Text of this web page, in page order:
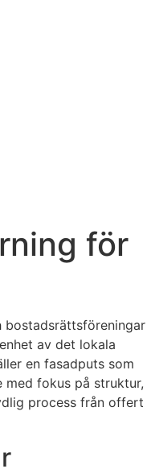
för
bostadsrättsföreningar
av det lokala
en fasadputs som
fokus på struktur,
process från offert